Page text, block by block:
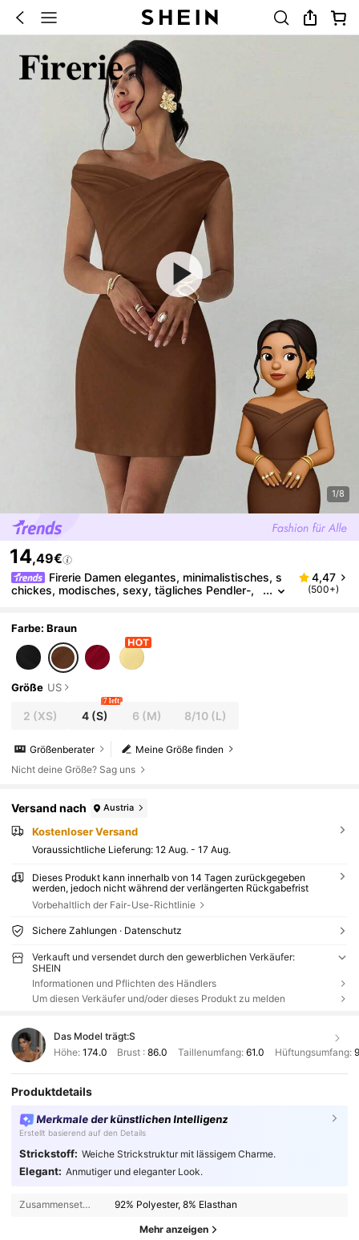
1/8
14,49€
Firerie Damen elegantes, minimalistisches, s
chickes, modisches, sexy, tägliches Pendler-,
g/Sommer, Hochzeitsgast-Kleid für Frauen
4,47
(500+)
Farbe: Braun
Größe US
2 (XS) 4(S)
7 left
6 (M) 8/10 (L)
Meine Größe finden
Größenberater
Nicht deine Größe? Sag uns
Versand nach Austria
Kostenloser Versand
Voraussichtliche Lieferung: 12 Aug. - 17 Aug.
Dieses Produkt kann innerhalb von 14 Tagen zurückgegeben
werden, jedoch nicht während der verlängerten Rückgabefrist
Vorbehaltlich der Fair-Use-Richtlinie
Sichere Zahlungen · Datenschutz
Verkauft und versendet durch den gewerblichen Verkäufer:
SHEIN
Informationen und Pflichten des Händlers
Um diesen Verkäufer und/oder dieses Produkt zu melden
Das Model trägt:S
Höhe: 174.0 Brust :86.0 Taillenumfang: 61.0 Hüftungsumfang:
Produktdetails
Merkmale der künstlichen Intelligenz
Erstellt basierend auf den Details
Strickstoff: Weiche Strickstruktur mit lässigem Charme.
Elegant: Anmutiger und eleganter Look.
Zusammensetzung: 92% Polyester, 8% Elasthan
Mehr anzeigen